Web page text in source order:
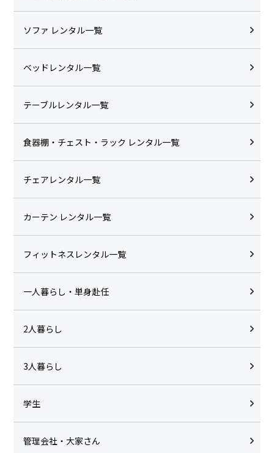
ソファ レンタル一覧
ベッドレンタル一覧
テーブルレンタル一覧
食器棚・チェスト・ラック レンタル一覧
チェアレンタル一覧
カーテン レンタル一覧
フィットネスレンタル一覧
一人暮らし・単身赴任
2人暮らし
3人暮らし
学生
管理会社・大家さん